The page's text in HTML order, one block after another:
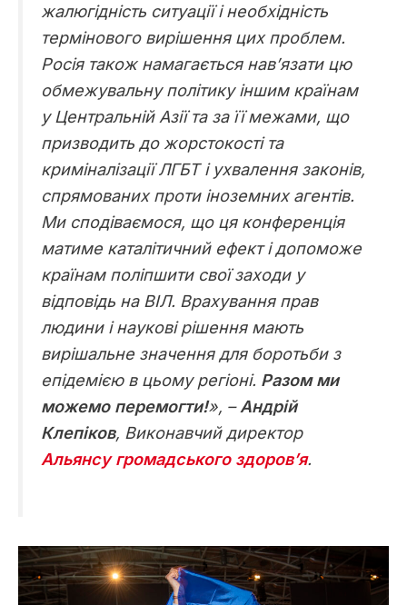
жалюгідність ситуації і необхідність
термінового вирішення цих проблем.
Росія також намагається нав’язати цю
обмежувальну політику іншим країнам
у Центральній Азії та за її межами, що
призводить до жорстокості та
криміналізації ЛГБТ і ухвалення законів,
спрямованих проти іноземних агентів.
Ми сподіваємося, що ця конференція
матиме каталітичний ефект і допоможе
країнам поліпшити свої заходи у
відповідь на ВІЛ. Врахування прав
людини і наукові рішення мають
вирішальне значення для боротьби з
епідемією в цьому регіоні. Разом ми
можемо перемогти!», –Андрій
Клепіков, Виконавчий директор
Альянсу громадського здоров’я.